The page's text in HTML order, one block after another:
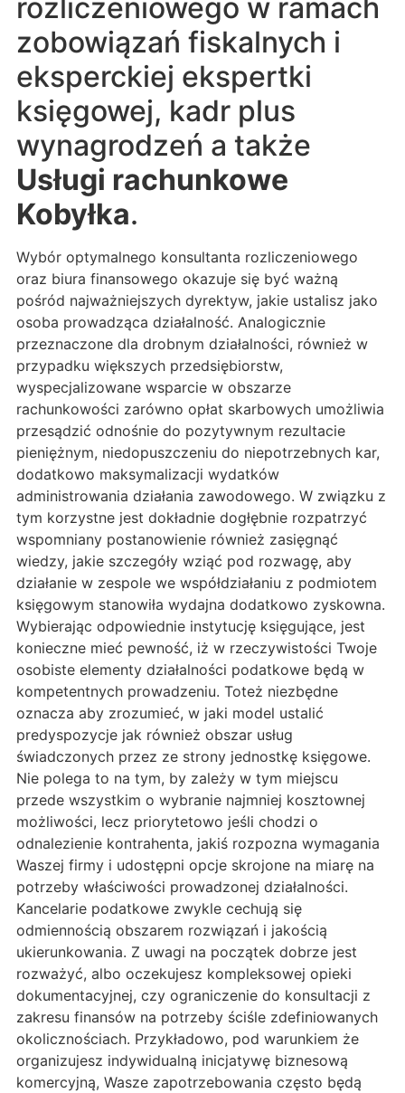
rozliczeniowego w ramach
zobowiązań fiskalnych i
eksperckiej ekspertki
księgowej, kadr plus
wynagrodzeń a także
Usługi rachunkowe
Kobyłka.
Wybór optymalnego konsultanta rozliczeniowego
oraz biura finansowego okazuje się być ważną
pośród najważniejszych dyrektyw, jakie ustalisz jako
osoba prowadząca działalność. Analogicznie
przeznaczone dla drobnym działalności, również w
przypadku większych przedsiębiorstw,
wyspecjalizowane wsparcie w obszarze
rachunkowości zarówno opłat skarbowych umożliwia
przesądzić odnośnie do pozytywnym rezultacie
pieniężnym, niedopuszczeniu do niepotrzebnych kar,
dodatkowo maksymalizacji wydatków
administrowania działania zawodowego. W związku z
tym korzystne jest dokładnie dogłębnie rozpatrzyć
wspomniany postanowienie również zasięgnąć
wiedzy, jakie szczegóły wziąć pod rozwagę, aby
działanie w zespole we współdziałaniu z podmiotem
księgowym stanowiła wydajna dodatkowo zyskowna.
Wybierając odpowiednie instytucję księgujące, jest
konieczne mieć pewność, iż w rzeczywistości Twoje
osobiste elementy działalności podatkowe będą w
kompetentnych prowadzeniu. Toteż niezbędne
oznacza aby zrozumieć, w jaki model ustalić
predyspozycje jak również obszar usług
świadczonych przez ze strony jednostkę księgowe.
Nie polega to na tym, by zależy w tym miejscu
przede wszystkim o wybranie najmniej kosztownej
możliwości, lecz priorytetowo jeśli chodzi o
odnalezienie kontrahenta, jakiś rozpozna wymagania
Waszej firmy i udostępni opcje skrojone na miarę na
potrzeby właściwości prowadzonej działalności.
Kancelarie podatkowe zwykle cechują się
odmiennością obszarem rozwiązań i jakością
ukierunkowania. Z uwagi na początek dobrze jest
rozważyć, albo oczekujesz kompleksowej opieki
dokumentacyjnej, czy ograniczenie do konsultacji z
zakresu finansów na potrzeby ściśle zdefiniowanych
okolicznościach. Przykładowo, pod warunkiem że
organizujesz indywidualną inicjatywę biznesową
komercyjną, Wasze zapotrzebowania często będą